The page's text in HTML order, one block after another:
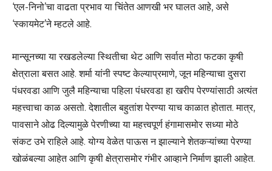
‘एल-निनो’चा वाढता प्रभाव या चिंतेत आणखी भर घालत आहे, असे
‘स्कायमेट’ने म्हटले आहे.
मान्सूनच्या या रखडलेल्या स्थितीचा थेट आणि सर्वात मोठा फटका कृषी
क्षेत्राला बसत आहे. शर्मा यांनी स्पष्ट केल्याप्रमाणे, जून महिन्याचा दुसरा
पंधरवडा आणि जुलै महिन्याचा पहिला पंधरवडा हा खरीप पेरण्यांसाठी अत्यंत
महत्त्वाचा काळ असतो. देशातील बहुतांश पेरण्या याच काळात होतात. मात्र,
पावसाने ओढ दिल्यामुळे पेरणीच्या या महत्त्वपूर्ण हंगामासमोर सध्या मोठे
संकट उभे राहिले आहे. योग्य वेळेत पाऊस न झाल्याने शेतकऱ्यांच्या पेरण्या
खोळंबल्या आहेत आणि कृषी क्षेत्रासमोर गंभीर आव्हाने निर्माण झाली आहेत.